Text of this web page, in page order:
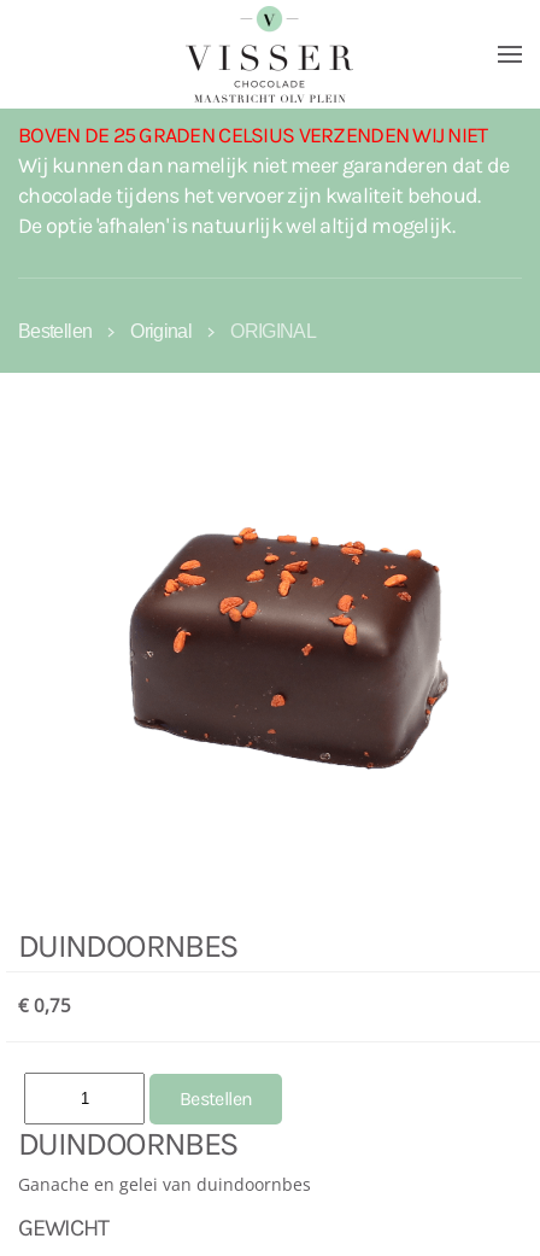
Terug naar hoofdinhoud
BOVEN DE 25 GRADEN CELSIUS VERZENDEN WIJ NIET
Wij kunnen dan namelijk niet meer garanderen dat de
chocolade tijdens het vervoer zijn kwaliteit behoud.
De optie 'afhalen' is natuurlijk wel altijd mogelijk.
Bestellen Original ORIGINAL
DUINDOORNBES
€ 0,75
DUINDOORNBES
Ganache en gelei van duindoornbes
GEWICHT